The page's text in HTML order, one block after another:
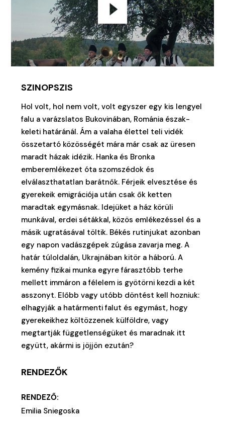
SZINOPSZIS
Hol volt, hol nem volt, volt egyszer egy kis lengyel
falu a varázslatos Bukovinában, Románia észak-
keleti határánál. Ám a valaha élettel teli vidék
összetartó közösségét mára már csak az üresen
maradt házak idézik. Hanka és Bronka
emberemlékezet óta szomszédok és
elválaszthatatlan barátnők. Férjeik elvesztése és
gyerekeik emigrációja után csak ők ketten
maradtak egymásnak. Idejüket a ház körüli
munkával, erdei sétákkal, közös emlékezéssel és a
másik ugratásával töltik. Békés rutinjukat azonban
egy napon vadászgépek zúgása zavarja meg. A
határ túloldalán, Ukrajnában kitör a háború. A
kemény fizikai munka egyre fárasztóbb terhe
mellett immáron a félelem is gyötörni kezdi a két
asszonyt. Előbb vagy utóbb döntést kell hozniuk:
elhagyják a határmenti falut és egymást, hogy
gyerekeikhez költözzenek külföldre, vagy
megtartják függetlenségüket és maradnak itt
együtt, akármi is jöjjön ezután?
RENDEZŐK
RENDEZŐ:
Emilia Sniegoska